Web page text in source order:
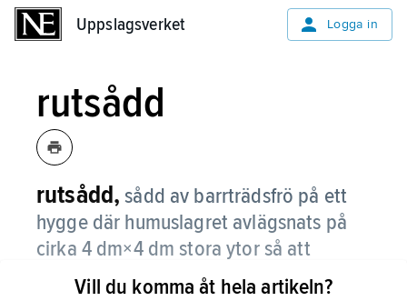
Uppslagsverket Logga in
rutsådd
rutsådd, sådd av barrträdsfrö på ett
hygge där humuslagret avlägsnats på
cirka 4 dm×4 dm stora ytor så att
mineraljorden blottats.
Vill du komma åt hela artikeln?